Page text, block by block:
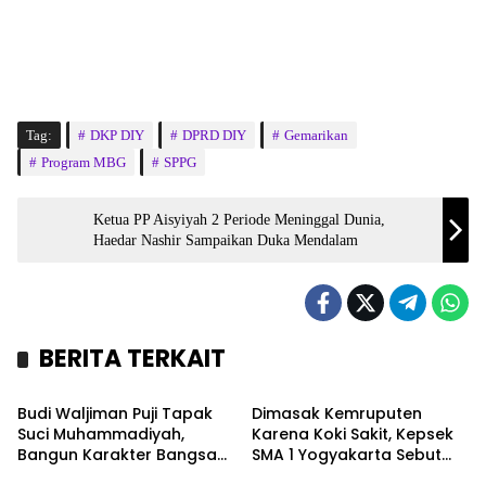
Tag: DKP DIY DPRD DIY
Gemarikan
Program MBG
SPPG
Ketua PP Aisyiyah 2 Periode Meninggal Dunia,
Haedar Nashir Sampaikan Duka Mendalam
BERITA TERKAIT
Kronika
Budi Waljiman Puji Tapak
Suci Muhammadiyah,
Bangun Karakter Bangsa
Dimasak Kemruputen
Karena Koki Sakit, Kepsek
SMA 1 Yogyakarta Sebut
Headline Headline